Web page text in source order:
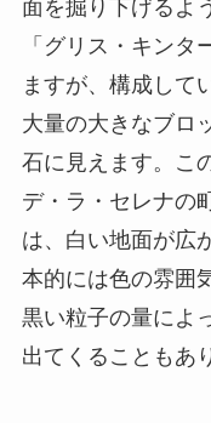
面を掘り下げるよ
「グリス・キン
ますが、構成して
大量の大きなブロ
石に見えます。こ
デ・ラ・セレナの
は、白い地面が広
本的には色の雰囲
黒い粒子の量によ
出てくることもあ